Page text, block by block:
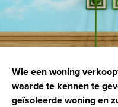
Wie een woning
waarde te kennen te
geïsoleerde woning en